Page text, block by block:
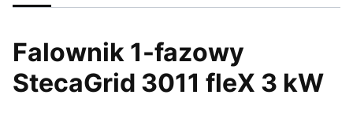
Falownik 1-fazowy
StecaGrid 3011 fleX 3 kW